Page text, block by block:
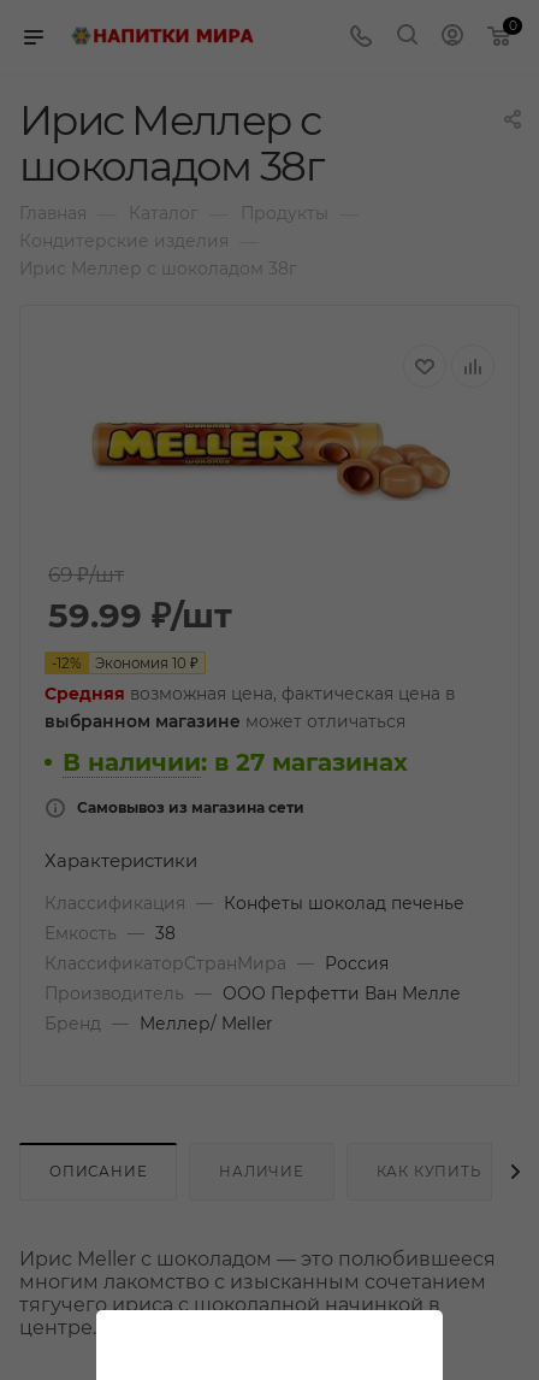
0
Ирис Меллер с
шоколадом 38г
Главная Каталог Продукты
Кондитерские изделия
Ирис Меллер с шоколадом 38г
69 ₽/шт
59.99 ₽/шт
-12% Экономия 10 ₽
Средняя возможная цена, фактическая цена в
выбранном магазине может отличаться
В наличии: в 27 магазинах
Самовывоз из магазина сети
Характеристики
Классификация —
Конфеты шоколад печенье
Емкость
— 38
КлассификаторСтранМира
—
Россия
Производитель
—
ООО Перфетти Ван Мелле
Бренд
— Меллер/ Meller
ОПИСАНИЕ НАЛИЧИЕ КАК КУПИТЬ
Ирис Meller с шоколадом — это полюбившееся
многим лакомство с изысканным сочетанием
тягучего ириса с шоколадной начинкой в
центре.